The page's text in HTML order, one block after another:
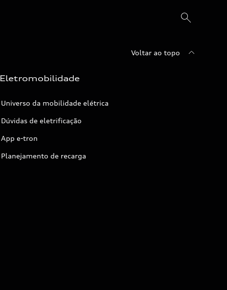
Voltar ao topo
Eletromobilidade
Universo da mobilidade elétrica
Dúvidas de eletrificação
App e-tron
Planejamento de recarga